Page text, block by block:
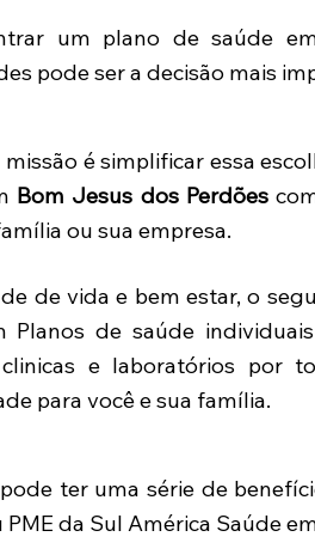
um plano de saúde
pode ser a decisão mais
missão é simplificar essa
Bom Jesus dos Perdões
ou sua empresa.
de vida e bem estar, o
Planos de saúde
clinicas e laboratórios por
para você e sua família.
pode ter uma série de
da Sul América Saúde